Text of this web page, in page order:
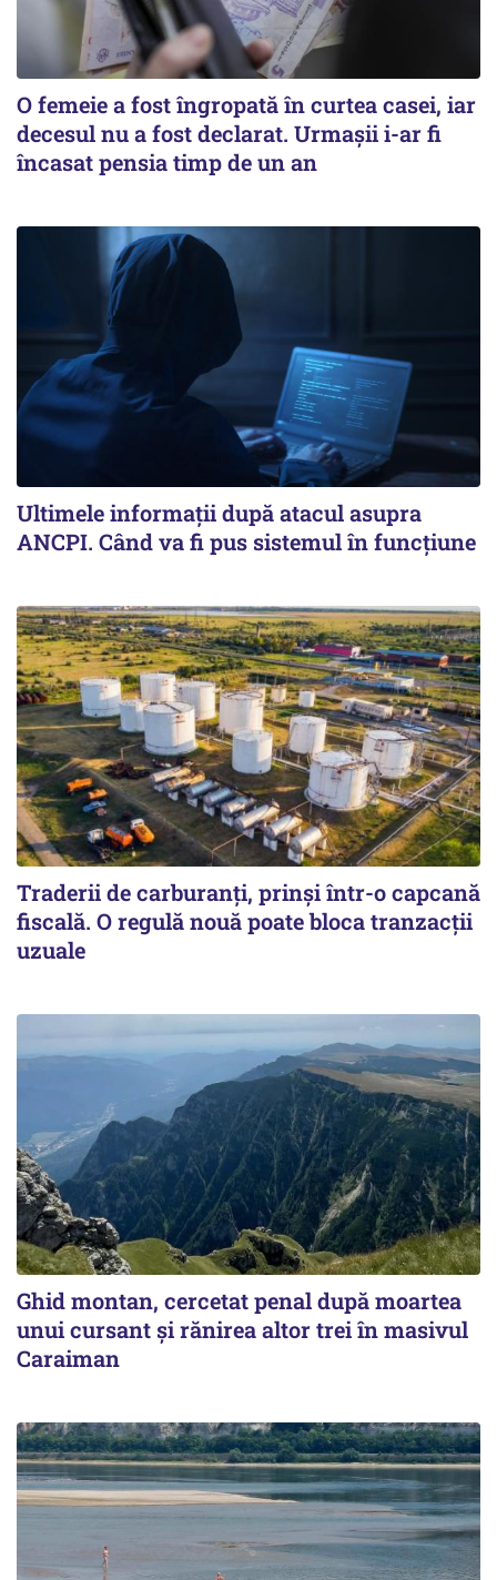
O femeie a fost îngropată în curtea casei, iar
decesul nu a fost declarat. Urmașii i-ar fi
încasat pensia timp de un an
Ultimele informații după atacul asupra
ANCPI. Când va fi pus sistemul în funcțiune
Traderii de carburanți, prinși într-o capcană
fiscală. O regulă nouă poate bloca tranzacții
uzuale
Ghid montan, cercetat penal după moartea
unui cursant și rănirea altor trei în masivul
Caraiman